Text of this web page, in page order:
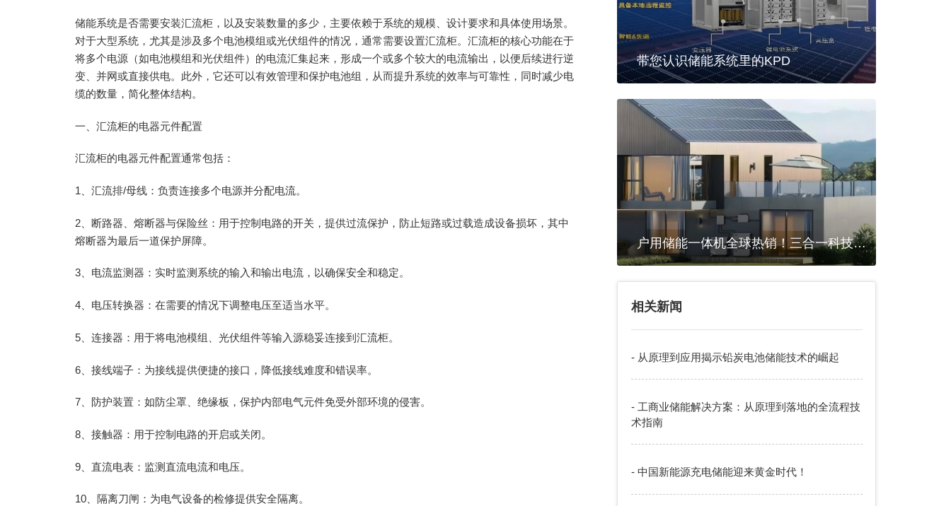
储能系统是否需要安装汇流柜，以及安装数量的多少，主要依赖于系统的规模、设计要求和具体使用场景。
对于大型系统，尤其是涉及多个电池模组或光伏组件的情况，通常需要设置汇流柜。汇流柜的核心功能在于
将多个电源（如电池模组和光伏组件）的电流汇集起来，形成一个或多个较大的电流输出，以便后续进行逆
变、并网或直接供电。此外，它还可以有效管理和保护电池组，从而提升系统的效率与可靠性，同时减少电
缆的数量，简化整体结构。
一、汇流柜的电器元件配置
汇流柜的电器元件配置通常包括：
1、汇流排/母线：负责连接多个电源并分配电流。
2、断路器、熔断器与保险丝：用于控制电路的开关，提供过流保护，防止短路或过载造成设备损坏，其中
熔断器为最后一道保护屏障。
3、电流监测器：实时监测系统的输入和输出电流，以确保安全和稳定。
4、电压转换器：在需要的情况下调整电压至适当水平。
5、连接器：用于将电池模组、光伏组件等输入源稳妥连接到汇流柜。
6、接线端子：为接线提供便捷的接口，降低接线难度和错误率。
7、防护装置：如防尘罩、绝缘板，保护内部电气元件免受外部环境的侵害。
8、接触器：用于控制电路的开启或关闭。
9、直流电表：监测直流电流和电压。
10、隔离刀闸：为电气设备的检修提供安全隔离。
带您认识储能系统里的KPD
户用储能一体机全球热销！三合一科技助
力家庭能源独立
相关新闻
- 从原理到应用揭示铅炭电池储能技术的崛起
- 工商业储能解决方案：从原理到落地的全流程技
术指南
- 中国新能源充电储能迎来黄金时代！